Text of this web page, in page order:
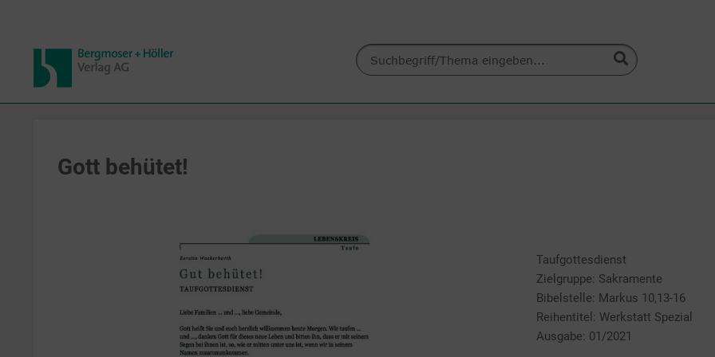
Gott behütet!
Taufgottesdienst
Zielgruppe: Sakramente
Bibelstelle: Markus 10,13-16
Reihentitel: Werkstatt Spezial
Ausgabe: 01/2021